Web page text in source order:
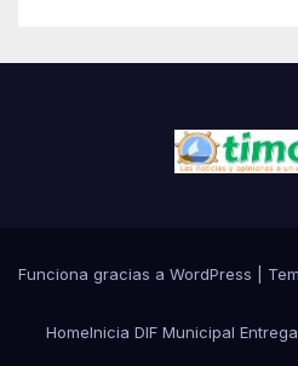
Funciona gracias a WordPress
HomeInicia DIF Municipal